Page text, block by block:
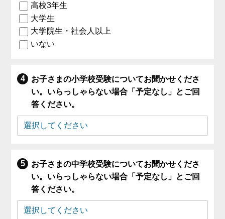
高校3年生
大学生
大学院生・社会人以上
いない
お子さまの小学校受験についてお聞かせくださ
い。いらっしゃらない場合「予定なし」とご回
答ください。
お子さまの中学校受験についてお聞かせくださ
い。いらっしゃらない場合「予定なし」とご回
答ください。